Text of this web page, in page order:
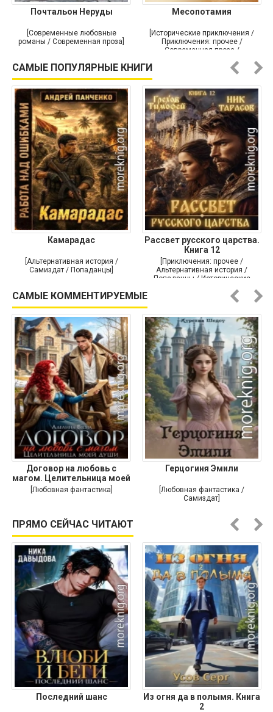
Почтальон Неруды
[Современные любовные
романы / Современная проза]
Месопотамия
[Исторические приключения /
Приключения: прочее /
Современная проза /
САМЫЕ ПОПУЛЯРНЫЕ КНИГИ
Камарадас
[Альтернативная история /
Самиздат / Попаданцы]
Рассвет русского царства.
Книга 12
[Приключения: прочее /
Альтернативная история /
Попаданцы / Исторические
САМЫЕ КОММЕНТИРУЕМЫЕ
Договор на любовь с
магом. Целительница моей
души
[Любовная фантастика]
Герцогиня Эмили
[Любовная фантастика /
Самиздат]
ПРЯМО СЕЙЧАС ЧИТАЮТ
Последний шанс
Из огня да в полымя. Книга
2